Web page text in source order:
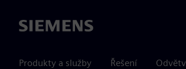
Siemens
Produkty a služby Řešení